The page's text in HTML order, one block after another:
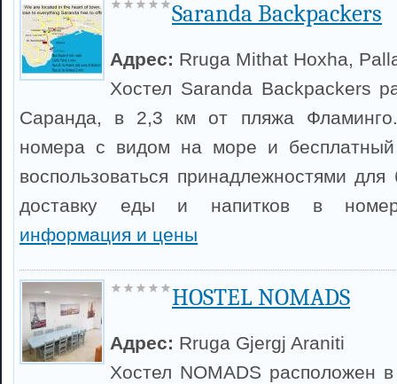
Saranda Backpackers
Адрес: Rruga Mithat Hoxha,
Хостел Saranda Backpackers
Саранда, в 2,3 км от пляжа
номера с видом на море и бесплатный
воспользоваться принадлежностями для
доставку еды и напитков в
информация и цены
HOSTEL NOMADS
Адрес: Rruga Gjergj Araniti
Хостел NOMADS расположен